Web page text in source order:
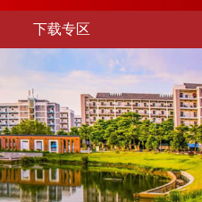
下载专区